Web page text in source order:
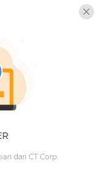
dari CT Corp.